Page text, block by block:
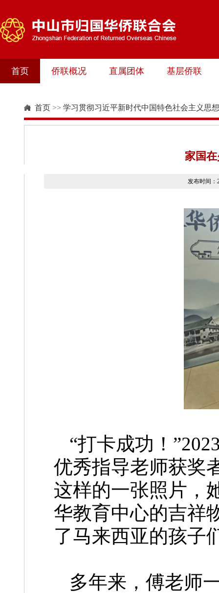
首页 侨联概况 直属团体 基层侨联
首页 >> 学习贯彻习近平新时代中国特色社会主义思
家国
发布时间
“打卡成功！
优秀指导老师获奖
这样的一张照片，
华教育中心的吉祥
了马来西亚的孩子
多年来，傅老师